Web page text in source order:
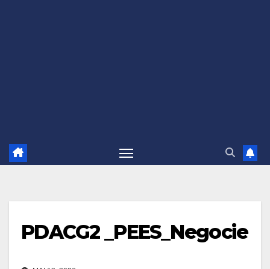
PDACG2 _PEES_Negocie